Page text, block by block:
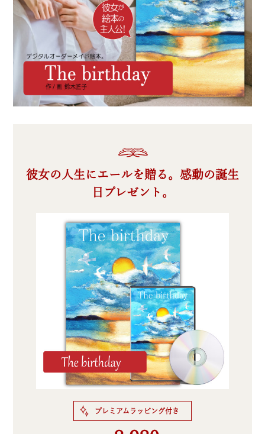
彼女の人生にエールを贈る。感動の誕生
日プレゼント。
プレミアムラッピング付き